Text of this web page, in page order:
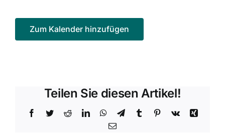
Zum Kalender hinzufügen
Teilen Sie diesen Artikel!
Facebook
TwitterRedditLinkedInWhatsApp
TelegramTumblrPinterest
Vk
Xing
E-